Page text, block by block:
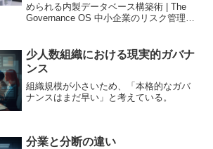
められる内製データベース構築術 | The
Governance OS 中小企業のリスク管理革
く感じませんか？ 時間も専門知識...
少人数組織における現実的ガバナ
ンス
組織規模が小さいため、「本格的なガバ
ナンスはまだ早い」と考えている。
分業と分断の違い